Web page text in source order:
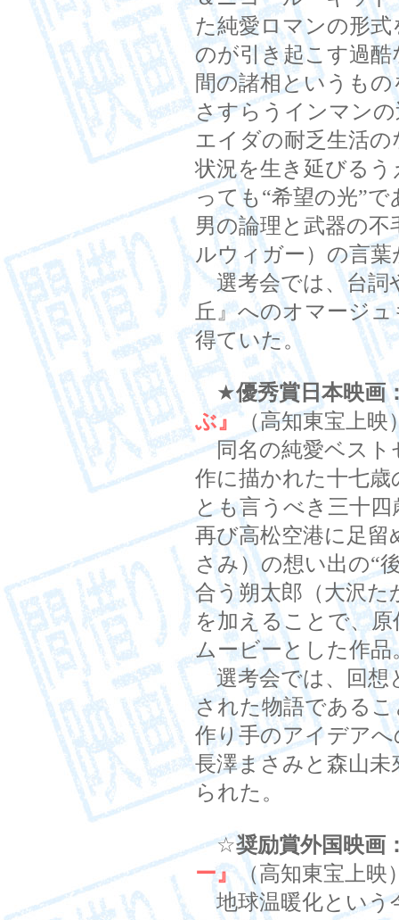
た純愛ロマンの形
のが引き起こす過
間の諸相というも
さすらうインマン
エイダの耐乏生活
状況を生き延びる
っても“希望の光”
男の論理と武器の
ルウィガー）の言
選考会では、台詞
丘』へのオマージ
得ていた。
★優秀賞日本映画
ぶ』 （高知東宝上映
同名の純愛ベスト
作に描かれた十七
とも言うべき三十
再び高松空港に足
さみ）の想い出の“
合う朔太郎（大沢た
を加えることで、
ムービーとした作品
選考会では、回想
された物語である
作り手のアイデア
長澤まさみと森山
られた。
☆奨励賞外国映画
ー』（高知東宝上映
地球温暖化という